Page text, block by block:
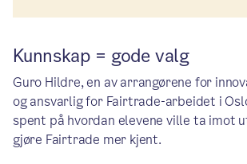
Kunnskap = gode valg
Guro Hildre, en av arrangørene for
og ansvarlig for Fairtrade-arbeidet i
spent på hvordan elevene ville ta imot
gjøre Fairtrade mer kjent.